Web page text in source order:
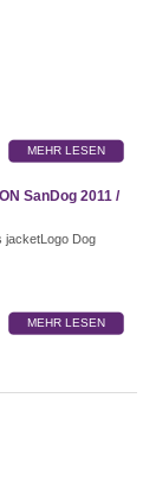
MEHR LESEN
SanDog 2011 /
jacketLogo Dog
MEHR LESEN